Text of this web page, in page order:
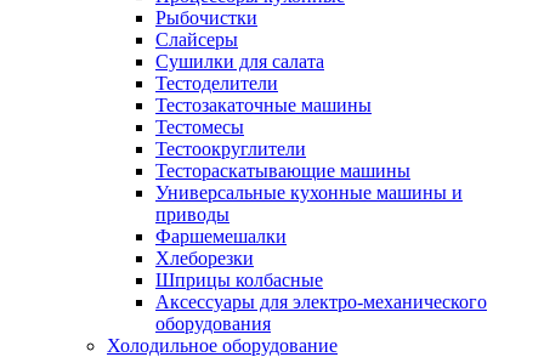
Рыбочистки
Слайсеры
Сушилки для салата
Тестоделители
Тестозакаточные машины
Тестомесы
Тестоокруглители
Тестораскатывающие машины
Универсальные кухонные машины и
приводы
Фаршемешалки
Хлеборезки
Шприцы колбасные
Аксессуары для электро-механического
оборудования
Холодильное оборудование